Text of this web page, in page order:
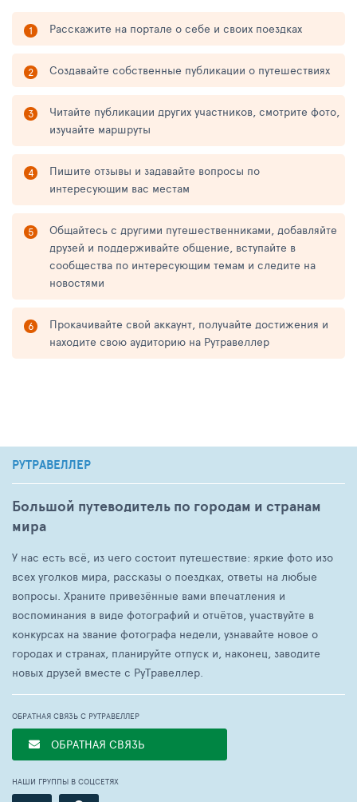
Расскажите на портале о себе и своих поездках
Создавайте собственные публикации о путешествиях
Читайте публикации других участников, смотрите фото,
изучайте маршруты
Пишите отзывы и задавайте вопросы по
интересующим вас местам
Общайтесь с другими путешественниками, добавляйте
друзей и поддерживайте общение, вступайте в
сообщества по интересующим темам и следите на
новостями
Прокачивайте свой аккаунт, получайте достижения и
находите свою аудиторию на Рутравеллер
РУТРАВЕЛЛЕР
Большой путеводитель по городам и странам
мира
У нас есть всё, из чего состоит путешествие: яркие фото изо
всех уголков мира, рассказы о поездках, ответы на любые
вопросы. Храните привезённые вами впечатления и
воспоминания в виде фотографий и отчётов, участвуйте в
конкурсах на звание фотографа недели, узнавайте новое о
городах и странах, планируйте отпуск и, наконец, заводите
новых друзей вместе с РуТравеллер.
ОБРАТНАЯ СВЯЗЬ С РУТРАВЕЛЛЕР
ОБРАТНАЯ СВЯЗЬ
НАШИ ГРУППЫ В СОЦСЕТЯХ